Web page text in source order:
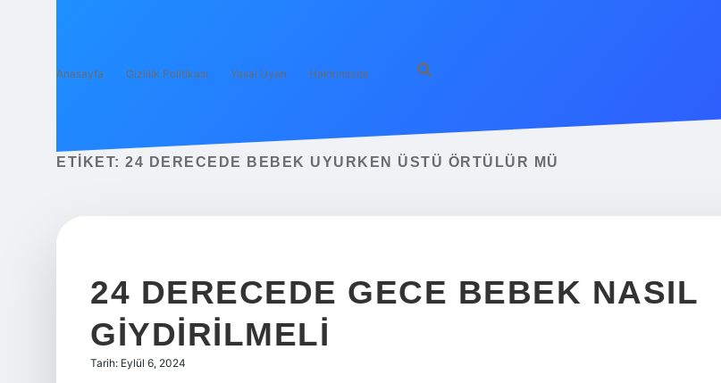
Anasayfa Gizlilik Politikası Yasal Uyarı Hakkımızda
ETIKET: 24 DERECEDE BEBEK UYURKEN ÜSTÜ ÖRTÜLÜR MÜ
24 DERECEDE GECE BEBEK NASIL
GIYDIRILMELI
Tarih: Eylül 6, 2024